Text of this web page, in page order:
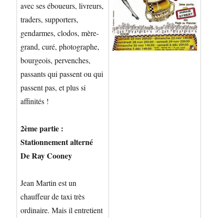
avec ses éboueurs, livreurs,
traders, supporters,
gendarmes, clodos, mère-
grand, curé, photographe,
bourgeois, pervenches,
passants qui passent ou qui
passent pas, et plus si
affinités !
2ème partie :
Stationnement alterné
De Ray Cooney
Jean Martin est un
chauffeur de taxi très
ordinaire. Mais il entretient